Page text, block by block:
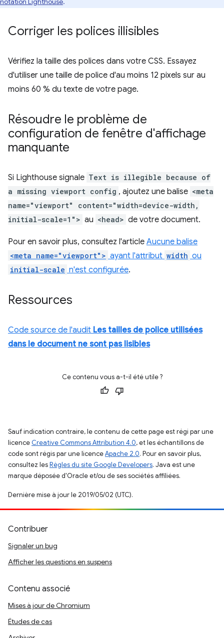
Corriger les polices illisibles
Vérifiez la taille des polices dans votre CSS. Essayez
d'utiliser une taille de police d'au moins 12 pixels sur au
moins 60 % du texte de votre page.
Résoudre le problème de
configuration de fenêtre d'affichage
manquante
Si Lighthouse signale Text is illegible because of
a missing viewport config , ajoutez une balise <meta
name="viewport" content="width=device-width,
initial-scale=1"> au <head> de votre document.
Pour en savoir plus, consultez l'article Aucune balise
<meta name="viewport"> ayant l'attribut width ou
initial-scale n'est configurée.
Ressources
Code source de l'audit Les tailles de police utilisées
dans le document ne sont pas lisibles
Ce contenu vous a-t-il été utile ?
Sauf indication contraire, le contenu de cette page est régi par une
licence Creative Commons Attribution 4.0, et les échantillons de
code sont régis par une licenceApache 2.0. Pour en savoir plus,
consultez lesRègles du site Google Developers. Java est une
marque déposée d'Oracle et/ou de ses sociétés affiliées.
Dernière mise à jour le 2019/05/02 (UTC).
Contribuer
Signaler un bug
Afficher les questions en suspens
Contenu associé
Mises à jour de Chromium
Études de cas